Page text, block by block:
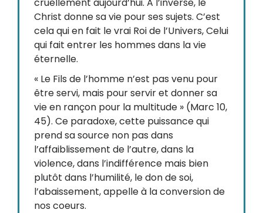
Christ donne sa vie pour ses sujets. C’est
cela qui en fait le vrai Roi de l’Univers, Celui
qui fait entrer les hommes dans la vie
éternelle.
« Le Fils de l’homme n’est pas venu pour
être servi, mais pour servir et donner sa
vie en rançon pour la multitude » (Marc 10,
45). Ce paradoxe, cette puissance qui
prend sa source non pas dans
l’affaiblissement de l’autre, dans la
violence, dans l’indifférence mais bien
plutôt dans l’humilité, le don de soi,
l’abaissement, appelle à la conversion de
nos coeurs.